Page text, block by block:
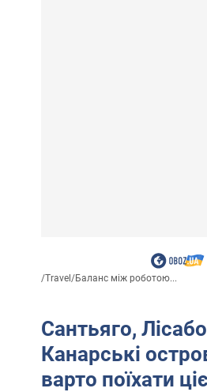
/Travel/Баланс між роботою...
Сантьяго,
Канарські
варто поїхати